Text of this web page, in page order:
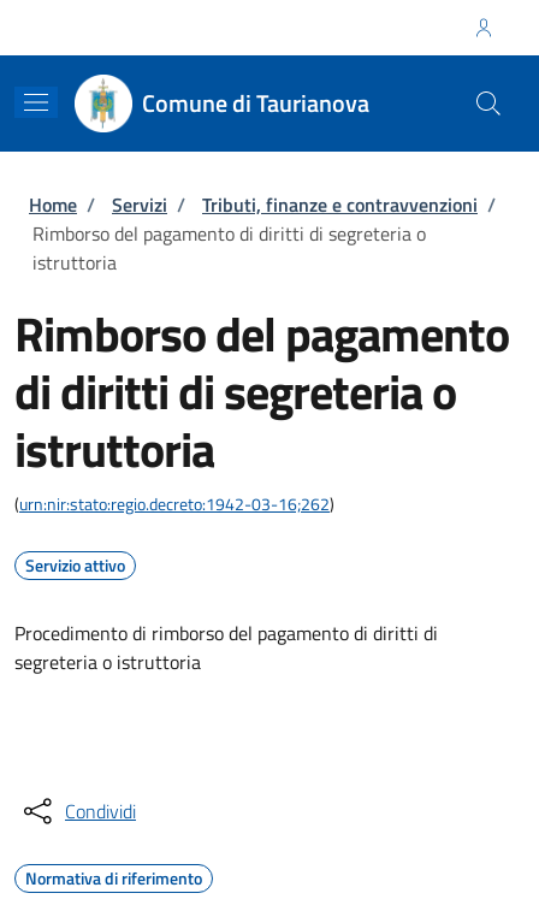
Comune di Taurianova
Briciole di pane
Home / Servizi / Tributi, finanze e contravvenzioni /
Rimborso del pagamento di diritti di segreteria o
istruttoria
Rimborso del pagamento
di diritti di segreteria o
istruttoria
(urn:nir:stato:regio.decreto:1942-03-16;262)
Servizio attivo
Procedimento di rimborso del pagamento di diritti di
segreteria o istruttoria
Condividi
Normativa di riferimento